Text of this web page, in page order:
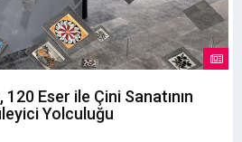
120 Eser ile Çini Sanatının
Yolculuğu